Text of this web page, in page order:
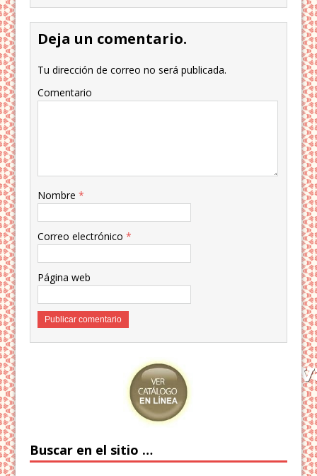
Deja un comentario.
Tu dirección de correo no será publicada.
Comentario
Nombre*
Correo electrónico*
Página web
Buscar en el sitio …